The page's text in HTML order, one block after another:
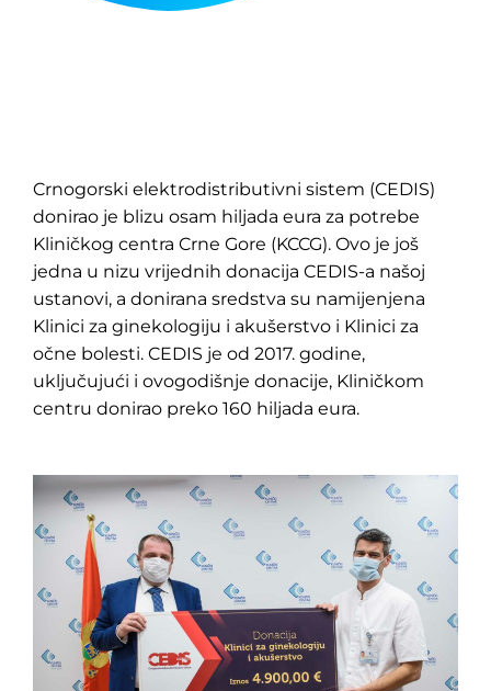
Crnogorski elektrodistributivni sistem (CEDIS)
donirao je blizu osam hiljada eura za potrebe
Kliničkog centra Crne Gore (KCCG). Ovo je još
jedna u nizu vrijednih donacija CEDIS-a našoj
ustanovi, a donirana sredstva su namijenjena
Klinici za ginekologiju i akušerstvo i Klinici za
očne bolesti. CEDIS je od 2017. godine,
uključujući i ovogodišnje donacije, Kliničkom
centru donirao preko 160 hiljada eura.